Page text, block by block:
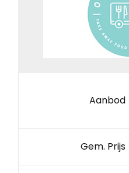
Aanbod
Gem. Prijs